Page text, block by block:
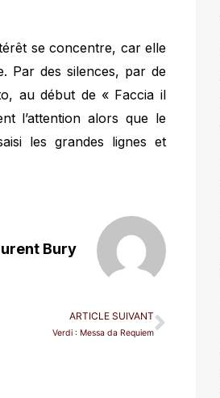
se concentre, car elle
Par des silences, par de
au début de « Faccia il
l’attention alors que le
les grandes lignes et
Bury
ARTICLE SUIVANT
Verdi : Messa da Requiem